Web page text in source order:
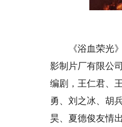
《浴血荣光》
影制片厂有限公
编剧，王仁君、
勇、刘之冰、胡
昊、夏德俊友情